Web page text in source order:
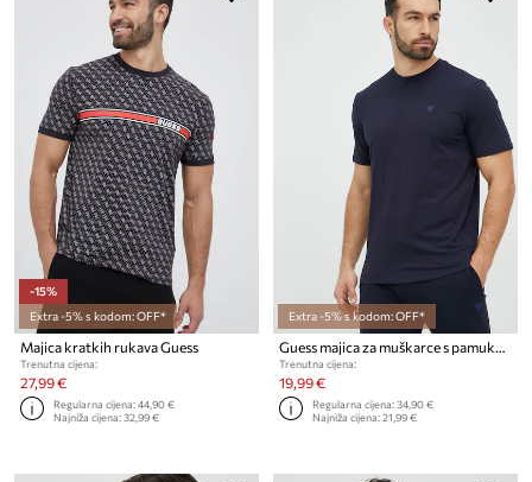
-15%
Extra -5% s kodom: OFF*
Majica kratkih rukava Guess
Trenutna cijena:
27,99 €
Regularna cijena:44,90 €
Najniža cijena:32,99 €
Extra -5% s kodom: OFF*
Guess majica za muškarce s pamukom HEDLEY
Trenutna cijena:
19,99 €
Regularna cijena:34,90 €
Najniža cijena:21,99 €